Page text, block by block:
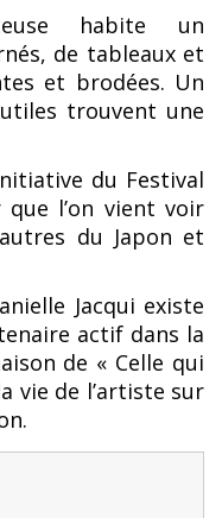
habite un
de tableaux et
et brodées. Un
trouvent une
du Festival
que l’on vient voir
du Japon et
Jacqui existe
actif dans la
de « Celle qui
vie de l’artiste sur